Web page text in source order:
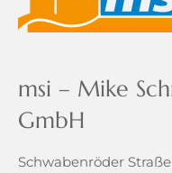
msi – Mike
GmbH
Schwabenröder